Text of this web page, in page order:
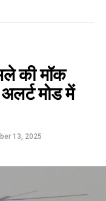
की मॉक
मोड में
13, 2025